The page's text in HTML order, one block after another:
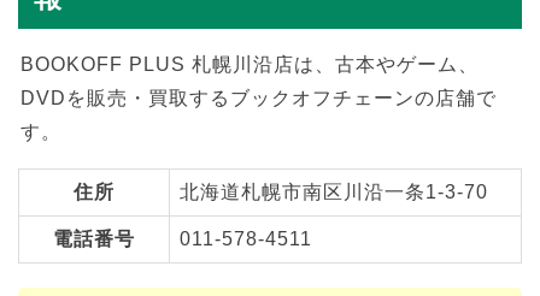
BOOKOFF PLUS 札幌川沿店は、古本やゲーム、
DVDを販売・買取するブックオフチェーンの店舗で
す。
住所 北海道札幌市南区川沿一条1-3-70
電話番号 011-578-4511